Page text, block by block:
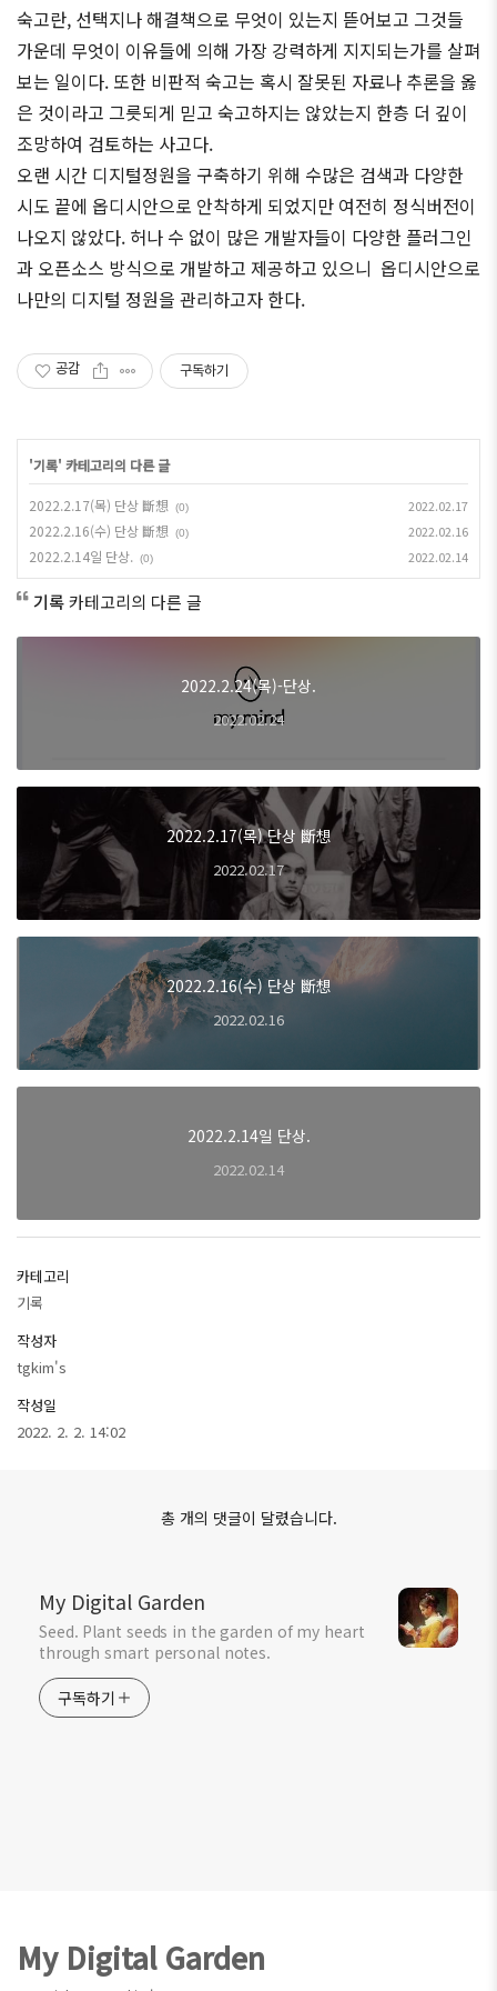
숙고란, 선택지나 해결책으로 무엇이 있는지 뜯어보고 그것들
가운데 무엇이 이유들에 의해 가장 강력하게 지지되는가를 살펴
보는 일이다. 또한 비판적 숙고는 혹시 잘못된 자료나 추론을 옳
은 것이라고 그릇되게 믿고 숙고하지는 않았는지 한층 더 깊이
조망하여 검토하는 사고다.
오랜 시간 디지털정원을 구축하기 위해 수많은 검색과 다양한
시도 끝에 옵디시안으로 안착하게 되었지만 여전히 정식버전이
나오지 않았다. 허나 수 없이 많은 개발자들이 다양한 플러그인
과 오픈소스 방식으로 개발하고 제공하고 있으니 옵디시안으로
나만의 디지털 정원을 관리하고자 한다.
공감 구독하기
'기록' 카테고리의 다른 글
2022.2.17(목) 단상 斷想 (0) 2022.02.17
2022.2.16(수) 단상 斷想 (0) 2022.02.16
2022.2.14일 단상. (0) 2022.02.14
기록카테고리의 다른 글
2022.2.24(목)-단상.
2022.02.24
2022.2.17(목) 단상 斷想
2022.02.17
2022.2.16(수) 단상 斷想
2022.02.16
2022.2.14일 단상.
2022.02.14
카테고리
기록
작성자
tgkim's
작성일
2022. 2. 2. 14:02
총 개의 댓글이 달렸습니다.
My Digital Garden
Seed. Plant seeds in the garden of my heart
through smart personal notes.
구독하기
Footer
My Digital Garden